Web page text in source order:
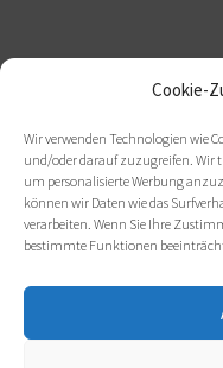
Cookie-
Wir verwenden Technologien wie
und/oder darauf zuzugreifen. Wir
um personalisierte Werbung
können wir Daten wie das
verarbeiten. Wenn Sie Ihre
bestimmte Funktionen